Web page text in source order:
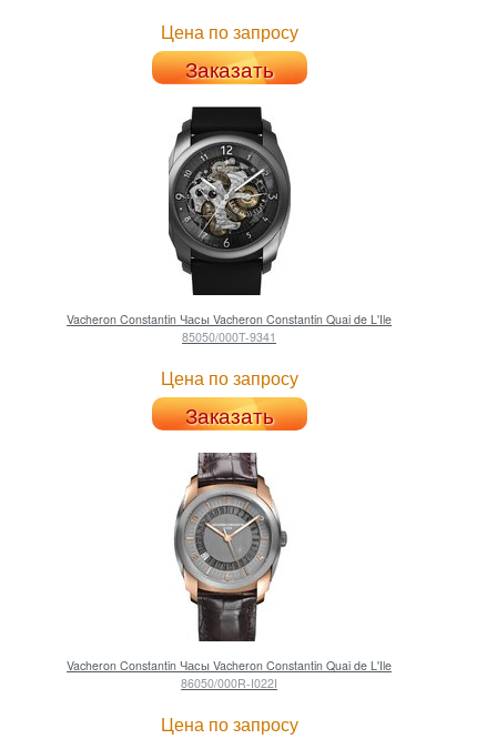
Цена по запросу
Заказать
Vacheron Constantin Часы Vacheron Constantin Quai de L'Ile
85050/000T-9341
Цена по запросу
Заказать
Vacheron Constantin Часы Vacheron Constantin Quai de L'Ile
86050/000R-I022I
Цена по запросу